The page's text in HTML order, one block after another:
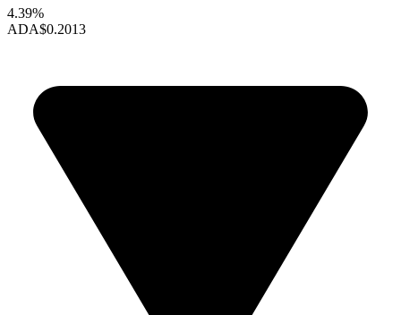
4.39%
ADA$0.2013